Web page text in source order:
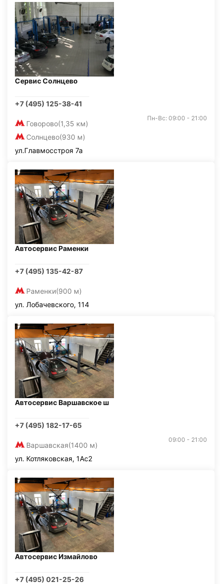
Сервис Солнцево
+7 (495) 125-38-41
Говорово(1,35 км)
Солнцево(930 м)
Пн-Вс: 09:00 - 21:00
ул.Главмосстроя 7а
Автосервис Раменки
+7 (495) 135-42-87
Раменки(900 м)
ул. Лобачевского, 114
Автосервис Варшавское ш
+7 (495) 182-17-65
Варшавская(1400 м)
09:00 - 21:00
ул. Котляковская, 1Ас2
Автосервис Измайлово
+7 (495) 021-25-26